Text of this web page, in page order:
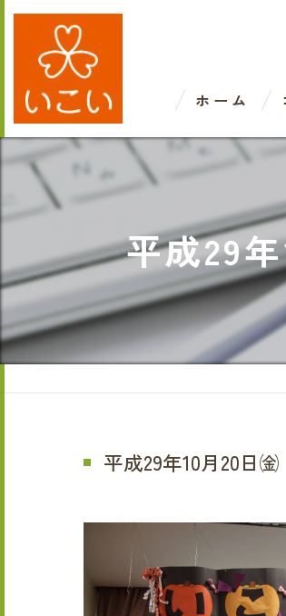
ホーム
平成29
平成29年10月20日